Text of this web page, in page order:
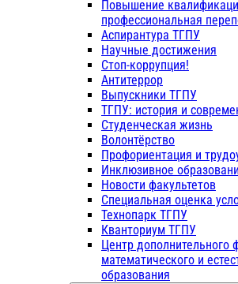
Повышение
профессиональная
Аспирантура ТГПУ
Научные достижения
Стоп-коррупция!
Антитеррор
Выпускники ТГПУ
ТГПУ: история и
Студенческая жизнь
Волонтёрство
Профориентация и
Инклюзивное
Новости факультетов
Специальная оценка
Технопарк ТГПУ
Кванториум ТГПУ
Центр дополнительного
математического и
образования